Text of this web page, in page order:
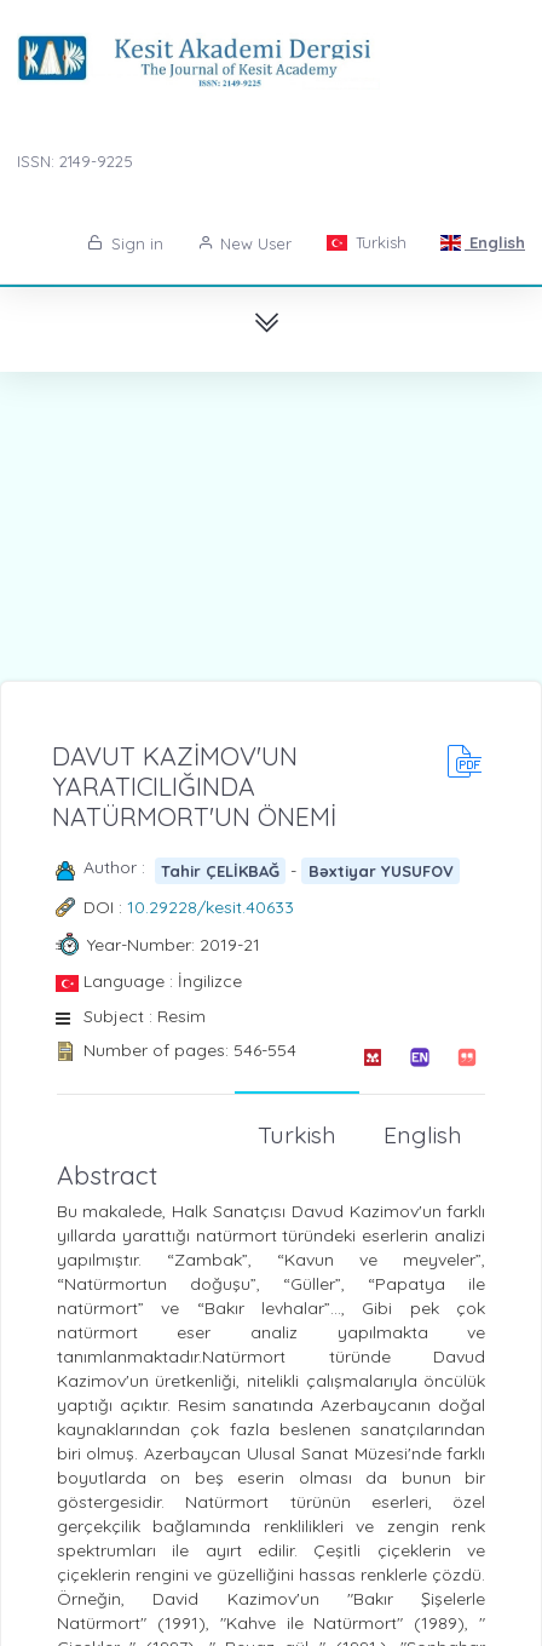
ISSN: 2149-9225
Sign in New User Turkish English
DAVUT KAZİMOV'UN
YARATICILIĞINDA
NATÜRMORT'UN ÖNEMİ
Author : Tahir ÇELİKBAĞ - Bəxtiyar YUSUFOV
DOI : 10.29228/kesit.40633
Year-Number: 2019-21
Language : İngilizce
Subject : Resim
Number of pages: 546-554
English
Turkish
Abstract
Bu makalede, Halk Sanatçısı Davud Kazimov'un farklı
yıllarda yarattığı natürmort türündeki eserlerin analizi
yapılmıştır. “Zambak”, “Kavun ve meyveler”,
“Natürmortun doğuşu”, “Güller”, “Papatya ile
natürmort” ve “Bakır levhalar”..., Gibi pek çok
natürmort eser analiz yapılmakta ve
tanımlanmaktadır.Natürmort türünde Davud
Kazimov'un üretkenliği, nitelikli çalışmalarıyla öncülük
yaptığı açıktır. Resim sanatında Azerbaycanın doğal
kaynaklarından çok fazla beslenen sanatçılarından
biri olmuş. Azerbaycan Ulusal Sanat Müzesi'nde farklı
boyutlarda on beş eserin olması da bunun bir
göstergesidir. Natürmort türünün eserleri, özel
gerçekçilik bağlamında renklilikleri ve zengin renk
spektrumları ile ayırt edilir. Çeşitli çiçeklerin ve
çiçeklerin rengini ve güzelliğini hassas renklerle çözdü.
Örneğin, David Kazimov'un "Bakır Şişelerle
Natürmort" (1991), "Kahve ile Natürmort" (1989), "